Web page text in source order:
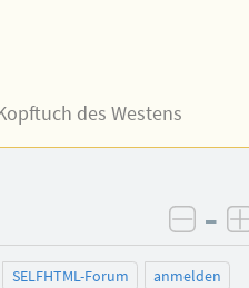
des Westens
–
SELFHTML-Forum
anmelden